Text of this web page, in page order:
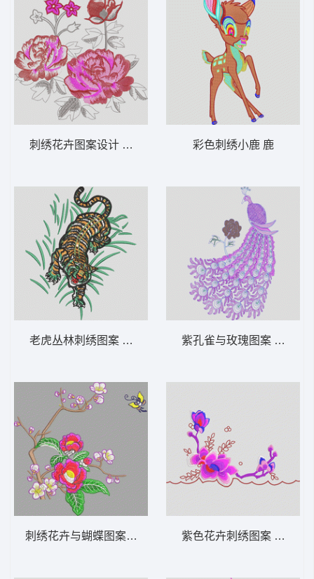
刺绣花卉图案设计 靓花牡丹花
老虎丛林刺绣图案 老虎
刺绣花卉与蝴蝶图案 靓花
彩色刺绣小鹿 鹿
紫孔雀与玫瑰图案 孔雀珠
紫色花卉刺绣图案 靓花牡